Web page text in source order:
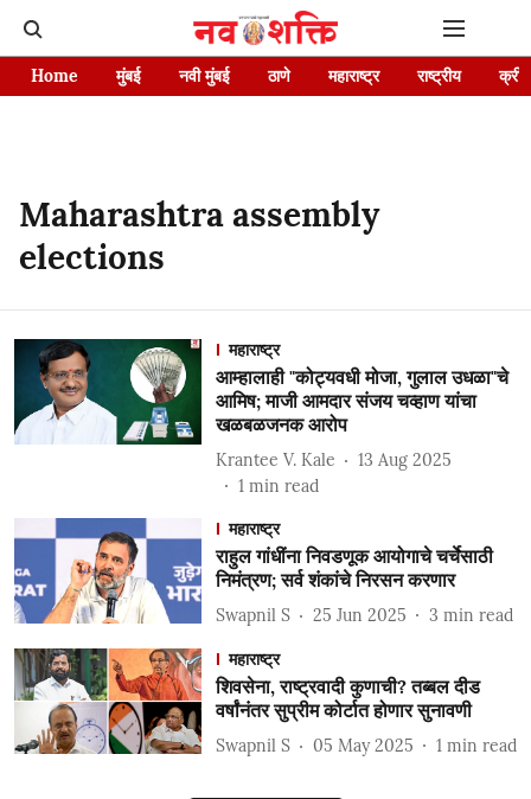
Home मुंबई नवी मुंबई ठाणे महाराष्ट्र राष्ट्रीय
Maharashtra assembly
elections
महाराष्ट्र
आम्हालाही "कोट्यवधी मोजा, गुलाल उधळा"चे
आमिष; माजी आमदार संजय चव्हाण यांचा
खळबळजनक आरोप
Krantee V. Kale
13 Aug 2025
1 min read
महाराष्ट्र
राहुल गांधींना निवडणूक आयोगाचे चर्चेसाठी
निमंत्रण; सर्व शंकांचे निरसन करणार
Swapnil S 25 Jun 2025 3 min read
महाराष्ट्र
शिवसेना, राष्ट्रवादी कुणाची? तब्बल दीड
वर्षांनंतर सुप्रीम कोर्टात होणार सुनावणी
Swapnil S 05 May 2025 1 min read